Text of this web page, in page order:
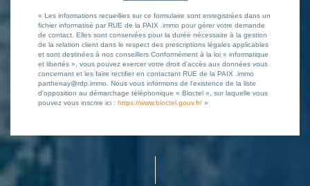
« Les informations recueillies sur ce formulaire sont enregistrées dans un
fichier informatisé par RUE de la PAIX .immo pour gérer votre demande
de contact. Elles sont conservées pour la durée nécessaire à la gestion
de la relation client dans le respect des prescriptions légales applicables
et sont destinées à nos conseillers Conformément à la loi « informatique
et libertés », vous pouvez exercer votre droit d'accès aux données vous
concernant et les faire rectifier en contactant RUE de la PAIX .immo
parthenay@rdp.immo. Nous vous informons de l'existence de la liste
d'opposition au démarchage téléphonique « Bloctel », sur laquelle vous
pouvez vous inscrire ici : https://www.bloctel.gouv.fr/ »